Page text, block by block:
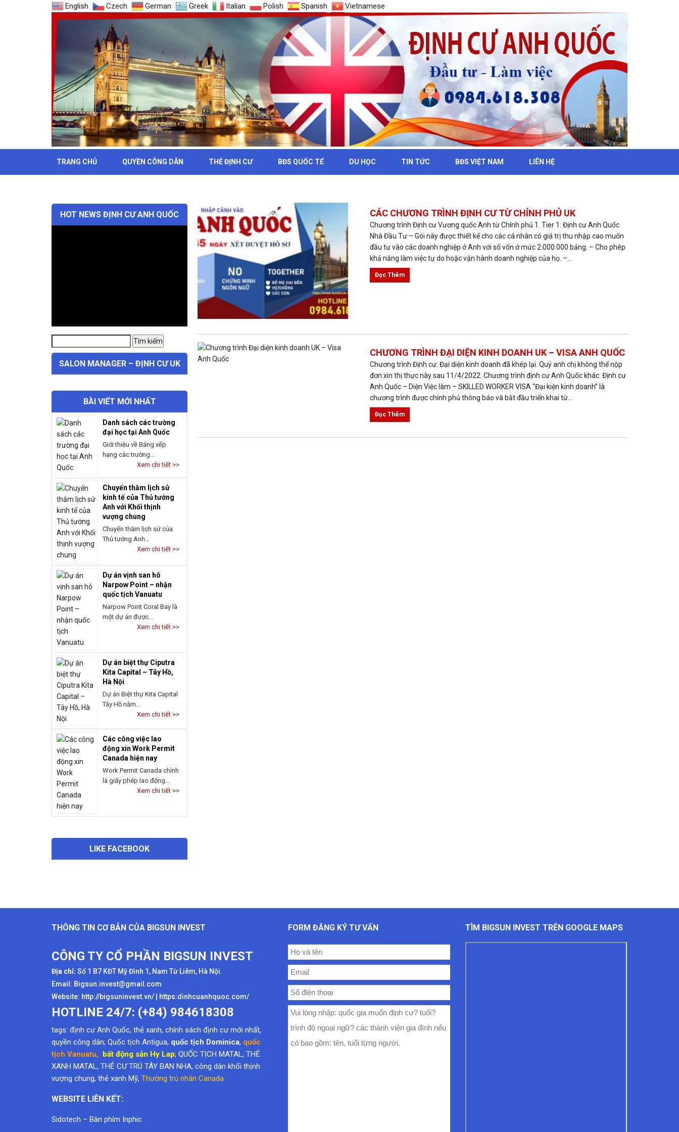
English Czech German Greek Italian Polish Spanish Vietnamese
TRANG CHỦ QUYỀN CÔNG DÂN THẺ ĐỊNH CƯ BĐS QUỐC TẾ LIÊN HỆ
CÁC CHƯƠNG TRÌNH ĐỊNH CƯ TỪ CHÍNH PHỦ UK
Chương trình Định cư Vương quốc Anh từ Chính phủ 1. Tier 1: Định cư Anh Quốc
Nhà Đầu Tư – Gói này được thiết kế cho các cá nhân có giá trị thu nhập cao muốn
đầu tư vào các doanh nghiệp ở Anh với số vốn ở mức 2.000.000 bảng. – Cho phép
khả năng làm việc tự do hoặc vận hành doanh nghiệp của họ. –...
Đọc Thêm
CHƯƠNG TRÌNH ĐẠI DIỆN KINH DOANH UK – VISA ANH QUỐC
Chương trình Định cư: Đại diện kinh doanh đã khép lại. Quý anh chị không thể nộp
đơn xin thị thực này sau 11/4/2022. Chương trình định cư Anh Quốc khác: Định cư
Anh Quốc – Diện Việc làm – SKILLED WORKER VISA “Đại kiện kinh doanh” là
chương trình được chính phủ thông báo và bắt đầu triển khai từ...
Đọc Thêm
HOT NEWS ĐỊNH CƯ ANH QUỐC
Tìm
Tìm kiếm
BÀI VIẾT MỚI NHẤT
đại học tại Anh Quốc
Giới thiệu về Bảng xếp
hạng các trường...
Xem chi tiết >>
kinh tế của Thủ tướng
Anh với Khối thịnh
vượng chung
Chuyến thăm lịch sử của
Thủ tướng Anh...
Xem chi tiết >>
Narpow Point – nhận
quốc tịch Vanuatu
Narpow Point Coral Bay là
một dự án được...
Xem chi tiết >>
Kita Capital – Tây Hồ,
Hà Nội
Dự án Biệt thự Kita Capital
Tây Hồ nằm...
Xem chi tiết >>
động xin Work Permit
Canada hiện nay
Work Permit Canada chính
là giấy phép lao động...
Xem chi tiết >>
THÔNG TIN CƠ BẢN CỦA BIGSUN INVEST
CÔNG TY CỔ PHẦN BIGSUN INVEST
Email: Bigsun.invest@gmail.com
http://bigsuninvest.vn/
HOTLINE 24/7: (+84) 984618308
định cư Anh Quốc chính sách định cư mới nhất
quyền công dân
; Quốc tịch Antigua, quốc tịch Dominica
quốc
tịch Vanuatu
bất động sản Hy Lap ; QUỐC TỊCH MATAL, THẺ
XANH MATAL, THẺ CƯ TRÚ TÂY BAN NHA, công dân khối thịnh
vượng chung,
Thường trú nhân Canada
WEBSITE LIÊN KẾT:
FORM ĐĂNG KÝ TƯ VẤN TÌM BIGSUN INVEST TRÊN GOOGLE MAPS